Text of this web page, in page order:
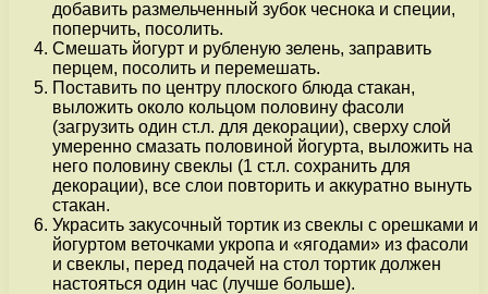
добавить размельченный зубок чеснока и специи,
поперчить, посолить.
Смешать йогурт и рубленую зелень, заправить
перцем, посолить и перемешать.
Поставить по центру плоского блюда стакан,
выложить около кольцом половину фасоли
(загрузить один ст.л. для декорации), сверху слой
умеренно смазать половиной йогурта, выложить на
него половину свеклы (1 ст.л. сохранить для
декорации), все слои повторить и аккуратно вынуть
стакан.
Украсить закусочный тортик из свеклы с орешками и
йогуртом веточками укропа и «ягодами» из фасоли
и свеклы, перед подачей на стол тортик должен
настояться один час (лучше больше).